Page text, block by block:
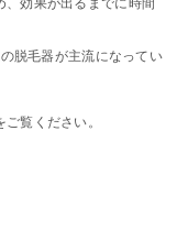
脱毛器が主流になってい
覧ください。